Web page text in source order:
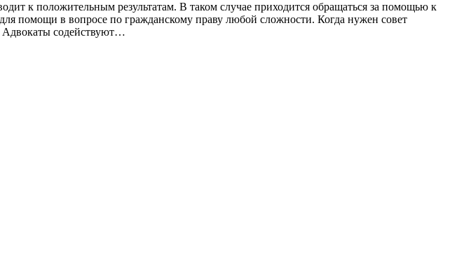
к положительным результатам. В таком случае приходится обращаться за помощью к
помощи в вопросе по гражданскому праву любой сложности. Когда нужен совет
Адвокаты содействуют…